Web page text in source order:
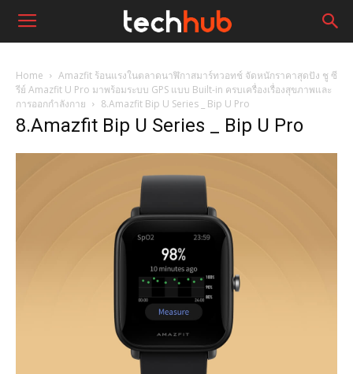
Home
Amazfit ร้อนแรงในตลาดนาฬิกาสมาร์ทวอทช์ จัดหนักราคาสุดปัง ชู ซี
รีย์ Amazfit U Pro มาพร้อมระบบ GPS แบบ Built-in ครบเครื่องเรื่องสุขภาพและ
การออกกำลังกาย
8.Amazfit Bip U Series _ Bip U Pro
8.Amazfit Bip U Series _ Bip U Pro